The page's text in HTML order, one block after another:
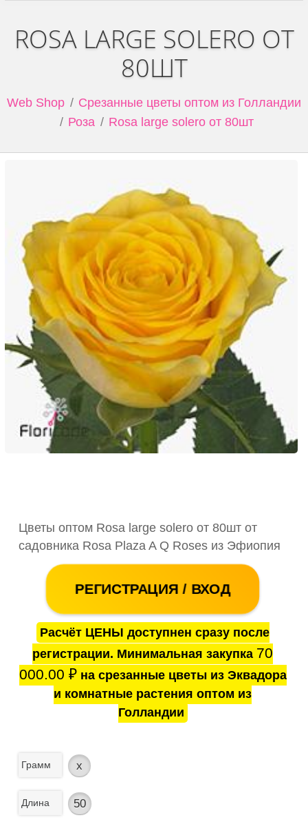
ROSA LARGE SOLERO ОТ
80ШТ
Web Shop
Срезанные цветы оптом из Голландии
Роза
Rosa large solero от 80шт
Цветы оптом Rosa large solero от 80шт от
садовника Rosa Plaza A Q Roses из Эфиопия
РЕГИСТРАЦИЯ / ВХОД
Расчёт ЦЕНЫ доступнен сразу после
регистрации. Минимальная закупка 70
000.00 ₽на срезанные цветы из Эквадора
и комнатные растения оптом из
Голландии
Грамм x
Длина 50